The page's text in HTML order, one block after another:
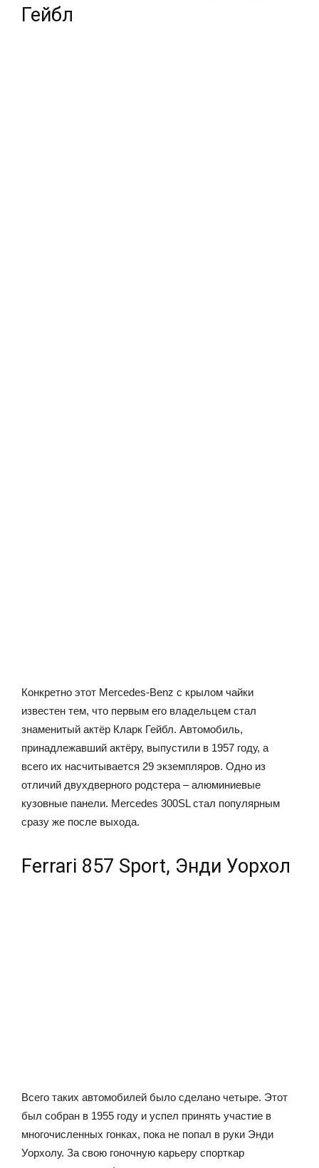
Гейбл
Конкретно этот Mercedes-Benz с крылом чайки
известен тем, что первым его владельцем стал
знаменитый актёр Кларк Гейбл. Автомобиль,
принадлежавший актёру, выпустили в 1957 году, а
всего их насчитывается 29 экземпляров. Одно из
отличий двухдверного родстера – алюминиевые
кузовные панели. Mercedes 300SL стал популярным
сразу же после выхода.
Ferrari 857 Sport, Энди Уорхол
Всего таких автомобилей было сделано четыре. Этот
был собран в 1955 году и успел принять участие в
многочисленных гонках, пока не попал в руки Энди
Уорхолу. За свою гоночную карьеру спорткар